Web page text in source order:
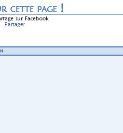
cette page !
sur Facebook
Partager